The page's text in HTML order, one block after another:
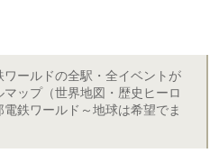
ワールドの全駅・全イベントが
ップ（世界地図・歴史ヒーロ
鉄ワールド～地球は希望でま